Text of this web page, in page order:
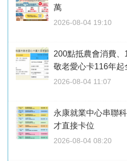
萬
2026-08-04 19:10
200點抵農會消費
敬老愛心卡116年起
2026-08-04 11:07
永康就業中心串聯
才直接卡位
2026-08-04 08:20